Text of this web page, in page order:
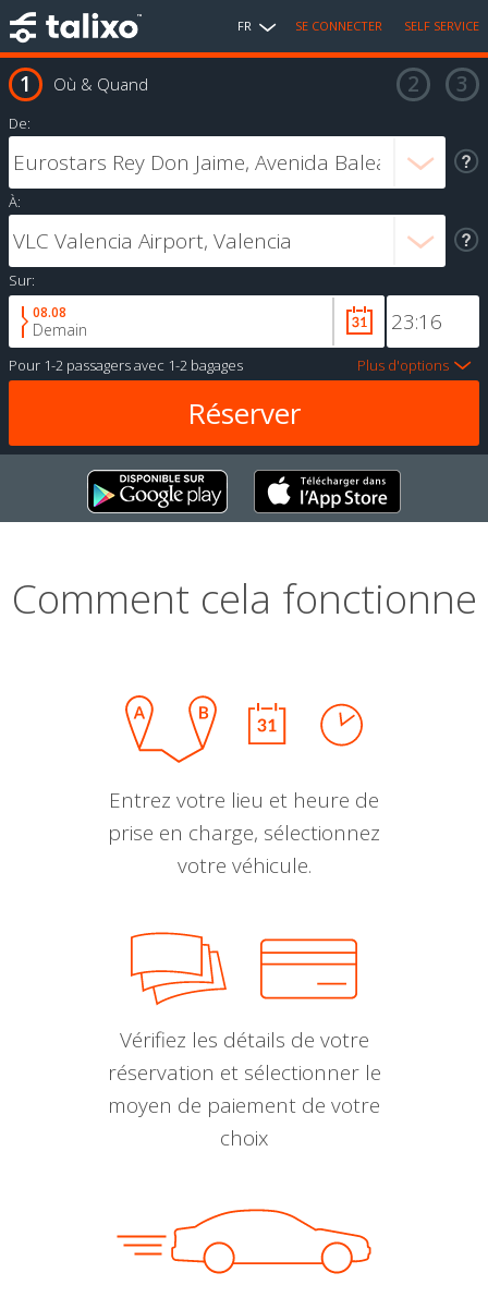
FR SE CONNECTER SELF SERVICE
Où & Quand
De:
À:
Sur:
08.08
Demain
Pour 1-2 passagersavec 1-2 bagages Plus d'options
Comment cela fonctionne
Entrez votre lieu et heure de
prise en charge, sélectionnez
votre véhicule.
Vérifiez les détails de votre
réservation et sélectionner le
moyen de paiement de votre
choix